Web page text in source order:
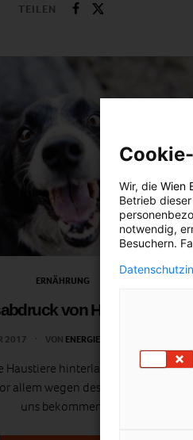
TEILEN
ERNÄHRUNG
von Hund und Katz
2017 VON ENERGIELEBEN REDAKTION
Haustiere hinterlassen einen CO2-
allem wegen des Futters, das sie von
uns bekommen.
Wir, die Wien
Betrieb
notwendig,
Besuchern.